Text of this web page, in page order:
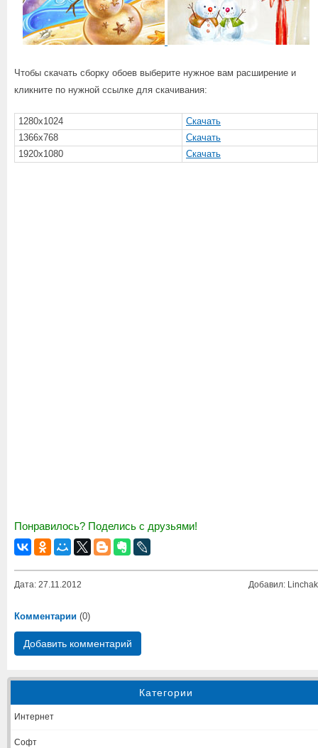
Категории
Интернет
Софт
Чтобы скачать сборку обоев выберите нужное вам расширение и
кликните по нужной ссылке для скачивания:
1280x1024
Скачать
1366x768
Скачать
1920x1080
Скачать
Понравилось? Поделись с друзьями!
Дата: 27.11.2012 Добавил: Linchak
Комментарии (0)
Добавить комментарий